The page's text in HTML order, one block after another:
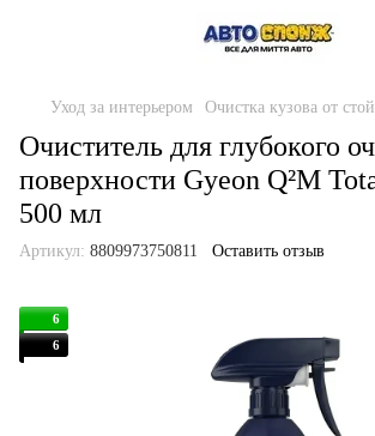
Уход за интерьером Очистка кузова от
Очиститель для глубокого
поверхности Gyeon Q²M
500 мл
Артикул: 8809973750811 Оставить отзыв
6
6